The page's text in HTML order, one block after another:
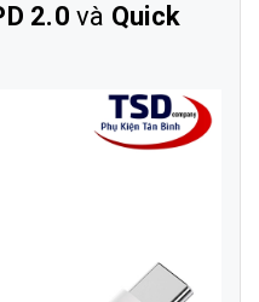
2.0 và Quick